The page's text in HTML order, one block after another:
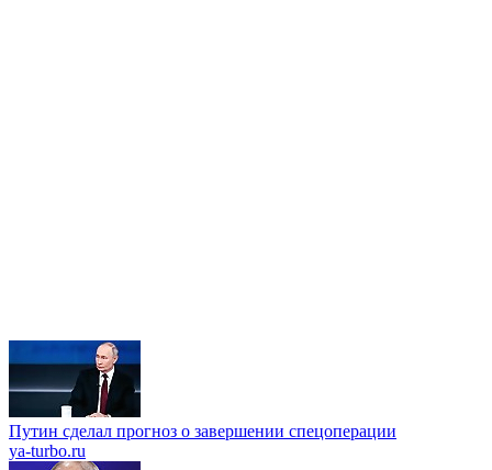
Путин сделал прогноз о завершении спецоперации
ya-turbo.ru